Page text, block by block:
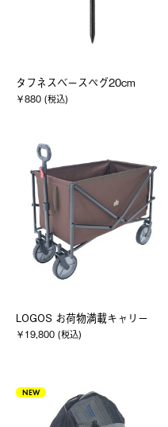
タフネスベースペグ20cm
￥880 (税込)
LOGOS お荷物満載キャリー
￥19,800 (税込)
NEW